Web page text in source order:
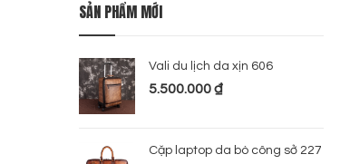
SẢN PHẨM MỚI
Vali du lịch da xịn 606
5.500.000₫
Cặp laptop da bò công sở 227